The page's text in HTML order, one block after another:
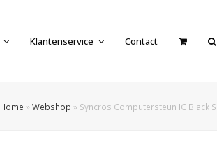
Klantenservice Contact
Home » Webshop » Syncros Computersteun IC Black S